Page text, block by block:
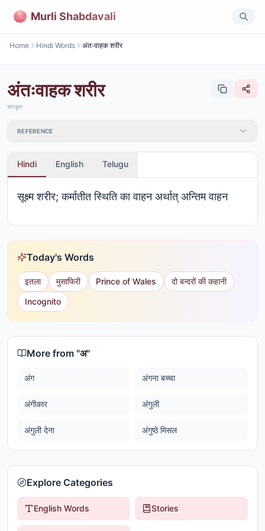
Murli Shabdavali
Home Hindi Words अंतःवाहक शरीर
अंतःवाहक शरीर
संस्कृत
REFERENCE
Hindi English Telugu
सूक्ष्म शरीर; कर्मातीत स्थिति का वाहन अर्थात् अन्तिम वाहन
Today's Words
इतला मुसाफिरी Prince of Wales
दो बन्दरों की कहानी
Incognito
More from "अ"
अंग अंगना बच्चा
अंगीकार अंगुली
अंगुली देना अंगुष्ठे मिसल
Explore Categories
English Words Stories